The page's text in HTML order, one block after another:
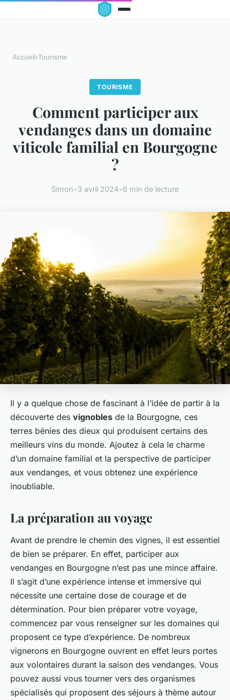
Accueil›Tourisme
TOURISME
Comment participer aux
vendanges dans un domaine
viticole familial en Bourgogne
?
Simon•3 avril 2024•6 min de lecture
Il y a quelque chose de fascinant à l’idée de partir à la
découverte des vignobles de la Bourgogne, ces
terres bénies des dieux qui produisent certains des
meilleurs vins du monde. Ajoutez à cela le charme
d’un domaine familial et la perspective de participer
aux vendanges, et vous obtenez une expérience
inoubliable.
La préparation au voyage
Avant de prendre le chemin des vignes, il est essentiel
de bien se préparer. En effet, participer aux
vendanges en Bourgogne n’est pas une mince affaire.
Il s’agit d’une expérience intense et immersive qui
nécessite une certaine dose de courage et de
détermination. Pour bien préparer votre voyage,
commencez par vous renseigner sur les domaines qui
proposent ce type d’expérience. De nombreux
vignerons en Bourgogne ouvrent en effet leurs portes
aux volontaires durant la saison des vendanges. Vous
pouvez aussi vous tourner vers des organismes
spécialisés qui proposent des séjours à thème autour